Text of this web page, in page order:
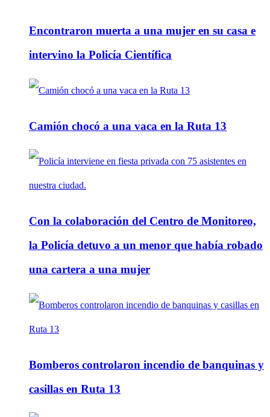
Encontraron muerta a una mujer en su casa e
intervino la Policía Científica
Camión chocó a una vaca en la Ruta 13
Con la colaboración del Centro de Monitoreo,
la Policía detuvo a un menor que había robado
una cartera a una mujer
Bomberos controlaron incendio de banquinas y
casillas en Ruta 13